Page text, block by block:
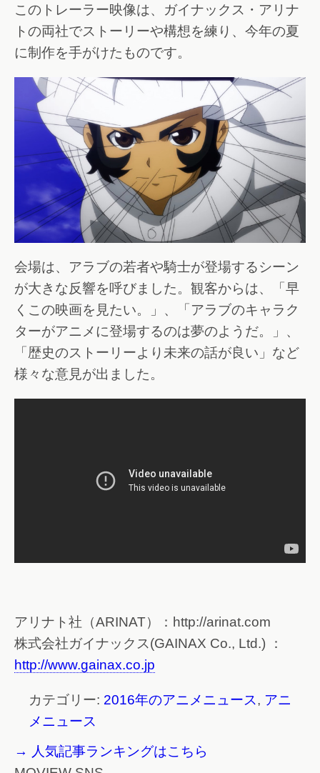
このトレーラー映像は、ガイナックス・アリナ
トの両社でストーリーや構想を練り、今年の夏
に制作を手がけたものです。
会場は、アラブの若者や騎士が登場するシーン
が大きな反響を呼びました。観客からは、「早
くこの映画を見たい。」、「アラブのキャラク
ターがアニメに登場するのは夢のようだ。」、
「歴史のストーリーより未来の話が良い」など
様々な意見が出ました。
アリナト社（ARINAT）：http://arinat.com
株式会社ガイナックス(GAINAX Co., Ltd.) ：
http://www.gainax.co.jp
カテゴリー: 2016年のアニメニュース, アニ
メニュース
→ 人気記事ランキングはこちら